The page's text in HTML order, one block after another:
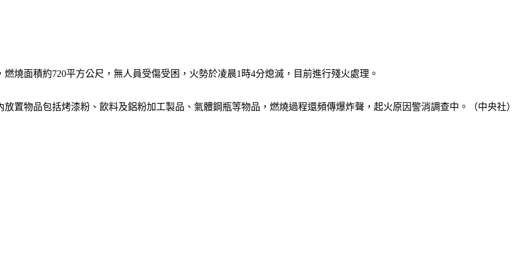
燒面積約720平方公尺，無人員受傷受困，火勢於凌晨1時4分熄滅，目前進行殘火處理。
置物品包括烤漆粉、飲料及鋁粉加工製品、氣體鋼瓶等物品，燃燒過程還頻傳爆炸聲，起火原因警消調查中。（中央社）